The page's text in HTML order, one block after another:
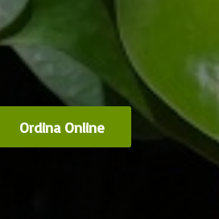
Ordina Online